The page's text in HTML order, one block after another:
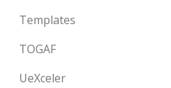
Templates
TOGAF
UeXceler